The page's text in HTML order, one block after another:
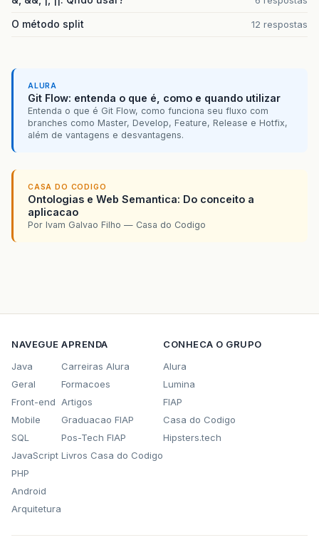
O método split 12 respostas
ALURA
Git Flow: entenda o que é, como e quando utilizar
Entenda o que é Git Flow, como funciona seu fluxo com
branches como Master, Develop, Feature, Release e Hotfix,
além de vantagens e desvantagens.
CASA DO CODIGO
Ontologias e Web Semantica: Do conceito a
aplicacao
Por Ivam Galvao Filho — Casa do Codigo
NAVEGUE
Java
Geral
Front-end
Mobile
SQL
JavaScript
PHP
Android
Arquitetura
APRENDA
Carreiras Alura
Formacoes
Artigos
Graduacao FIAP
Pos-Tech FIAP
Livros Casa do Codigo
CONHECA O GRUPO
Alura
Lumina
FIAP
Casa do Codigo
Hipsters.tech